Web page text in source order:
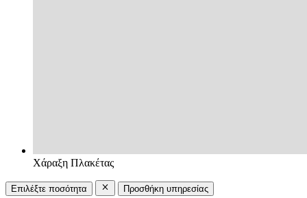
Χάραξη Πλακέτας
Επιλέξτε ποσότητα Προσθήκη υπηρεσίας